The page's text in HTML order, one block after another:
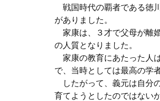
戦国時代の覇者である徳
がありました。
家康は、３才で父母が離
の人質となりました。
家康の教育にあたった人
で、当時としては最高の学
したがって、義元は自分
育てようとしたのではない